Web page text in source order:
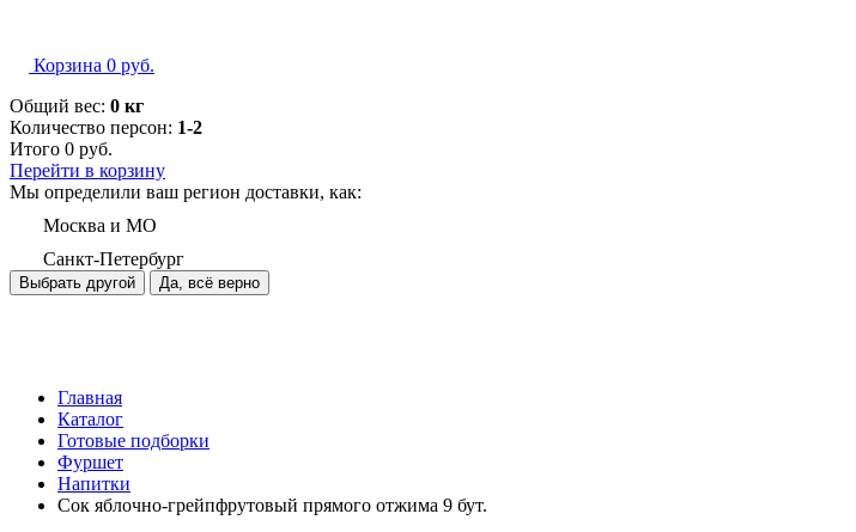
Корзина 0 руб.
Общий вес: 0 кг
Количество персон: 1-2
Итого 0 руб.
Перейти в корзину
Мы определили ваш регион доставки, как:
Москва и МО
Санкт-Петербург
Выбрать другой Да, всё верно
Главная
Каталог
Готовые подборки
Фуршет
Напитки
Сок яблочно-грейпфрутовый прямого отжима 9 бут.